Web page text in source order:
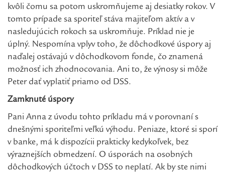
kvôli čomu sa potom uskromňujeme aj desiatky rokov. V
tomto prípade sa sporiteľ stáva majiteľom aktív a v
nasledujúcich rokoch sa uskromňuje. Príklad nie je
úplný. Nespomína vplyv toho, že dôchodkové úspory aj
naďalej ostávajú v dôchodkovom fonde, čo znamená
možnosť ich zhodnocovania. Ani to, že výnosy si môže
Peter dať vyplatiť priamo od DSS.
Zamknuté úspory
Pani Anna z úvodu tohto príkladu má v porovnaní s
dnešnými sporiteľmi veľkú výhodu. Peniaze, ktoré si sporí
v banke, má k dispozícii prakticky kedykoľvek, bez
výraznejších obmedzení. O úsporách na osobných
dôchodkových účtoch v DSS to neplatí. Ak by ste nimi